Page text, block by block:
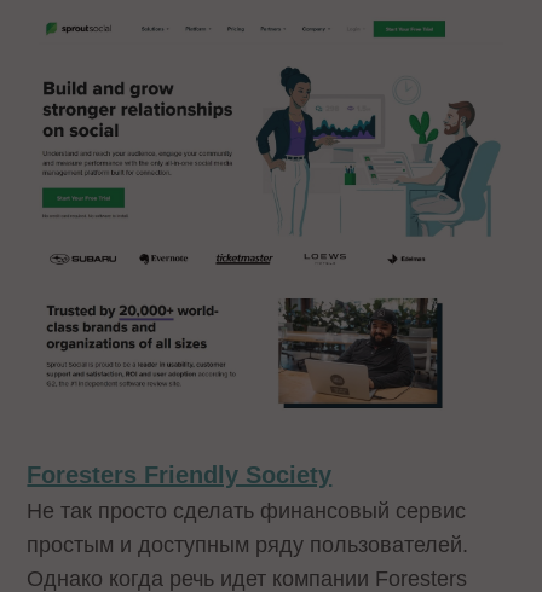
Foresters Friendly Society
Не так просто сделать финансовый сервис
простым и доступным ряду пользователей.
Однако когда речь идет компании Foresters